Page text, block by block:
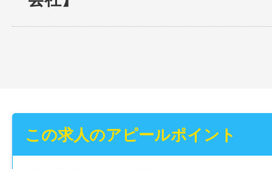
この求人のアピールポイント